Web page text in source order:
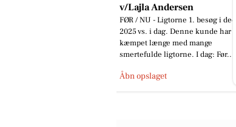
Hvad er undskyldningen for fortsat
brug af plastmaling? Plastmaling
har i mange år været en populær
løsning inden for bygges...
Åbn opslaget